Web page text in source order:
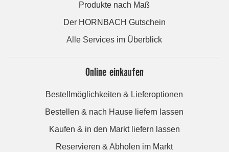
Produkte nach Maß
Der HORNBACH Gutschein
Alle Services im Überblick
Online einkaufen
Bestellmöglichkeiten & Lieferoptionen
Bestellen & nach Hause liefern lassen
Kaufen & in den Markt liefern lassen
Reservieren & Abholen im Markt